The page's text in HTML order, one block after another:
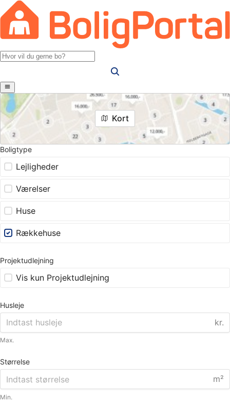
Kort
Boligtype
Lejligheder
Værelser
Huse
Rækkehuse
Projektudlejning
Vis kun Projektudlejning
Husleje
kr.
Max.
Størrelse
m²
Min.